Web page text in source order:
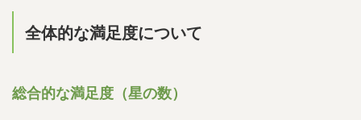
全体的な満足度について
総合的な満足度（星の数）